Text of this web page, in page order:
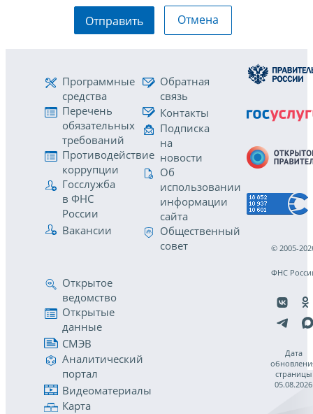
Отправить Отмена
Программные
средства
Перечень
обязательных
требований
Противодействие
коррупции
Госслужба
в ФНС
России
Вакансии
Обратная
связь
Контакты
Подписка
на
новости
Об
использовании
информации
сайта
Общественный
совет
Открытое
ведомство
Открытые
данные
СМЭВ
Аналитический
портал
Видеоматериалы
Карта
© 2005-
ФНС
Дата
страницы
05.08.2026